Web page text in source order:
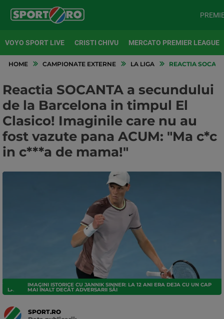
VOYO SPORT LIVE CRISTI CHIVU MERCATO PREMIER LEAGUE
HOME CAMPIONATE EXTERNE LA LIGA REACTIA
Reactia SOCANTA a secundului
de la Barcelona in timpul El
Clasico! Imaginile care nu au
fost vazute pana ACUM: "Ma c*c
in c***a de mama!"
LA LIGA
IMAGINI ISTORICE CU JANNIK SINNER: LA 12 ANI ERA DEJA CU UN CAP
MAI ÎNALT DECÂT ADVERSARII SĂI
SPORT.RO